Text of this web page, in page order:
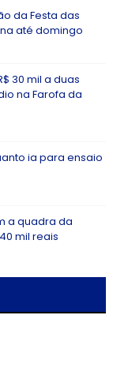
da Festa das
até domingo
30 mil a duas
na Farofa da
ia para ensaio
a quadra da
mil reais